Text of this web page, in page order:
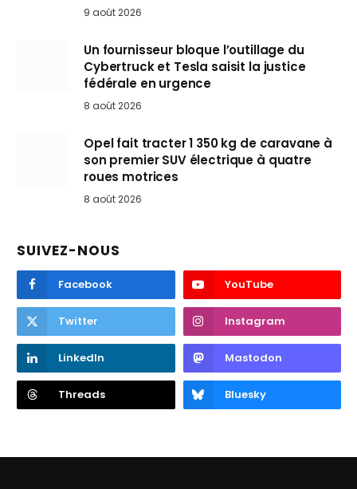
9 août 2026
Un fournisseur bloque l’outillage du
Cybertruck et Tesla saisit la justice
fédérale en urgence
8 août 2026
Opel fait tracter 1 350 kg de caravane à
son premier SUV électrique à quatre
roues motrices
8 août 2026
SUIVEZ-NOUS
Facebook YouTube
Twitter Instagram
LinkedIn Mastodon
Threads Bluesky